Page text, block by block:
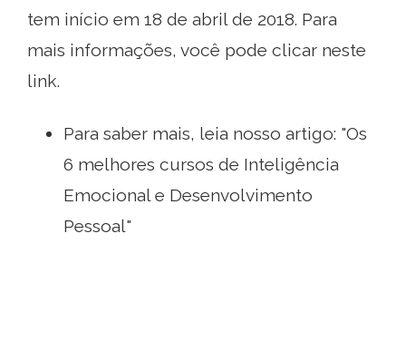
tem início em 18 de abril de 2018. Para
mais informações, você pode clicar neste
link.
Para saber mais, leia nosso artigo: "Os
6 melhores cursos de Inteligência
Emocional e Desenvolvimento
Pessoal"